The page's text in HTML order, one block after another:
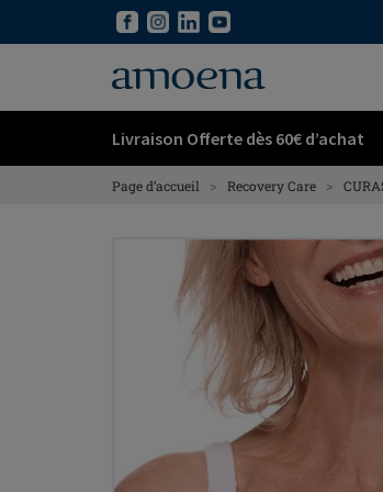
Livraison Offerte dès 60€ d’achat
Page d’accueil > Recovery Care >